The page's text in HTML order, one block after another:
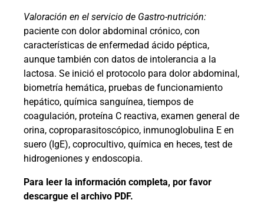
Valoración en el servicio de Gastro-nutrición:
paciente con dolor abdominal crónico, con
características de enfermedad ácido péptica,
aunque también con datos de intolerancia a la
lactosa. Se inició el protocolo para dolor abdominal,
biometría hemática, pruebas de funcionamiento
hepático, química sanguínea, tiempos de
coagulación, proteína C reactiva, examen general de
orina, coproparasitoscópico, inmunoglobulina E en
suero (IgE), coprocultivo, química en heces, test de
hidrogeniones y endoscopia.
Para leer la información completa, por favor
descargue el archivo PDF.